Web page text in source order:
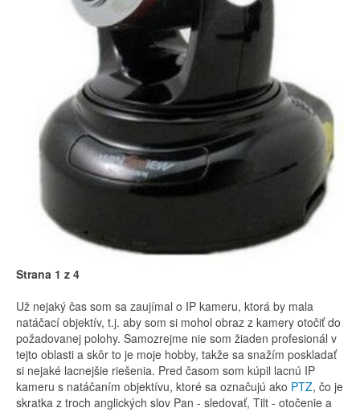
Strana 1 z 4
Už nejaký čas som sa zaujímal o IP kameru, ktorá by mala
natáčací objektív, t.j. aby som si mohol obraz z kamery otočiť do
požadovanej polohy. Samozrejme nie som žiaden profesionál v
tejto oblasti a skôr to je moje hobby, takže sa snažím poskladať
si nejaké lacnejšie riešenia. Pred časom som kúpil lacnú IP
kameru s natáčaním objektívu, ktoré sa označujú ako PTZ, čo je
skratka z troch anglických slov Pan - sledovať, Tilt - otočenie a